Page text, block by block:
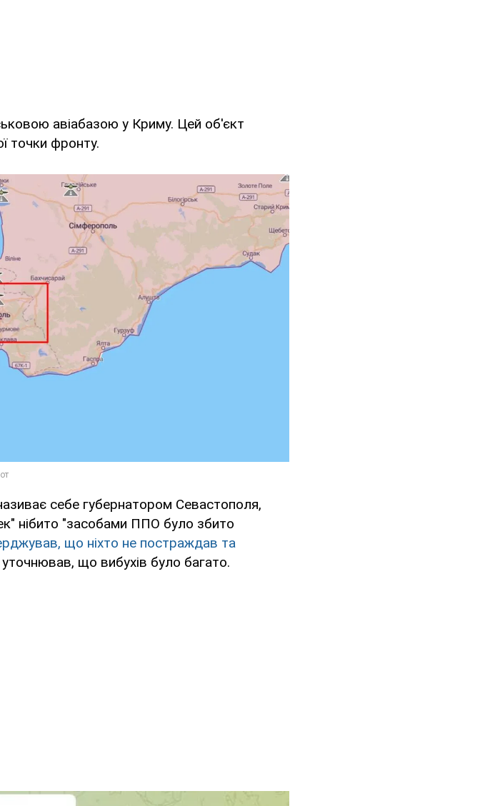
авіабазою у Криму. Цей об'єкт
точки фронту.
себе губернатором Севастополя,
нібито "засобами ППО було збито
що ніхто не постраждав та
що вибухів було багато.